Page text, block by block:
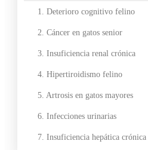
1. Deterioro cognitivo felino
2. Cáncer en gatos senior
3. Insuficiencia renal crónica
4. Hipertiroidismo felino
5. Artrosis en gatos mayores
6. Infecciones urinarias
7. Insuficiencia hepática crónica